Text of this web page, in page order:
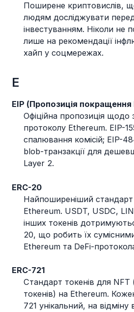
Поширене криптовислів,
людям досліджувати
інвестуванням. Ніколи не
лише на рекомендації
хайп у соцмережах.
E
EIP (Пропозиція покращення
Офіційна пропозиція щодо
протоколу Ethereum. EIP-
спалювання комісій; EIP-
blob-транзакції для
Layer 2.
ERC-20
Найпоширеніший стандарт
Ethereum. USDT, USDC,
інших токенів
20, що робить їх
Ethereum та DeFi-
ERC-721
Стандарт токенів для NFT
токенів) на Ethereum.
721 унікальний, на відміну